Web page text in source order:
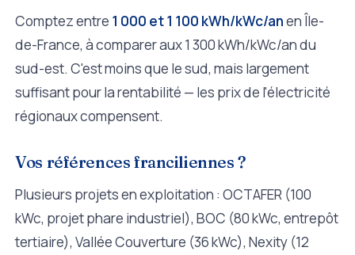
Comptez entre 1 000 et 1 100 kWh/kWc/anen Île-
de-France, à comparer aux 1 300 kWh/kWc/an du
sud-est. C'est moins que le sud, mais largement
suffisant pour la rentabilité — les prix de l'électricité
régionaux compensent.
Vos références franciliennes ?
Plusieurs projets en exploitation : OCTAFER (100
kWc, projet phare industriel), BOC (80 kWc, entrepôt
tertiaire), Vallée Couverture (36 kWc), Nexity (12